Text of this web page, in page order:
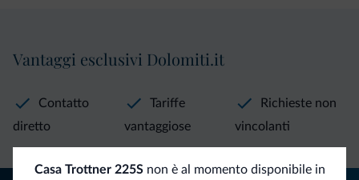
Casa Trottner 225Snon è al momento disponibile in
Vantaggi esclusivi Dolomiti.it
Contatto
diretto
Tariffe
vantaggiose
Richieste non
vincolanti